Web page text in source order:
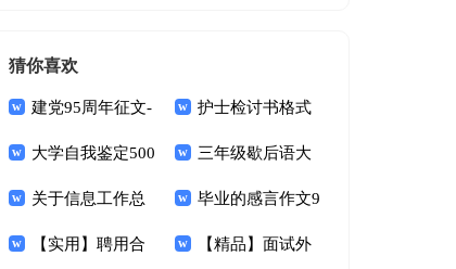
猜你喜欢
建党95周年征文-
纪念建党95周年征
文活动
护士检讨书格式
大学自我鉴定500
字
三年级歇后语大
全
关于信息工作总
结范本
毕业的感言作文9
篇
【实用】聘用合 【精品】面试外